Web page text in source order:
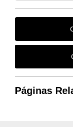
Páginas